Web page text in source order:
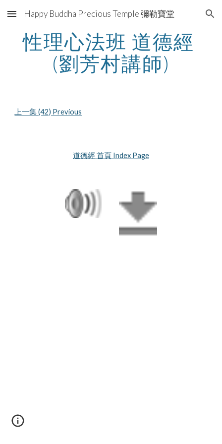
Skip to main content Skip to navigation
Happy Buddha Precious Temple 彌勒寶堂
性理心法班 道德經
(劉芳村講師)
上一集 (42) Previous
道德經 首頁 Index Page